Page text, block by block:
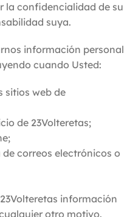
la confidencialidad de su
suya.
información personal
cuando Usted:
sitios web de
de 23Volteretas;
correos electrónicos o
información
otro motivo.